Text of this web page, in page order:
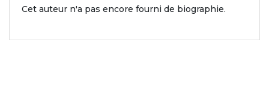
Cet auteur n'a pas encore fourni de biographie.